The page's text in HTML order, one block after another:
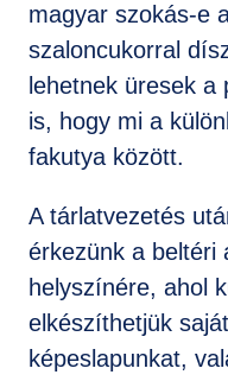
magyar szokás-e
szaloncukorral
lehetnek üresek a
is, hogy mi a
fakutya között.
A tárlatvezetés
érkezünk a beltéri
helyszínére, ahol
elkészíthetjük
képeslapunkat,